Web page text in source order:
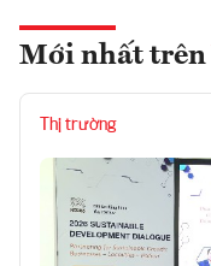
Mới nhất trên
Thị trường